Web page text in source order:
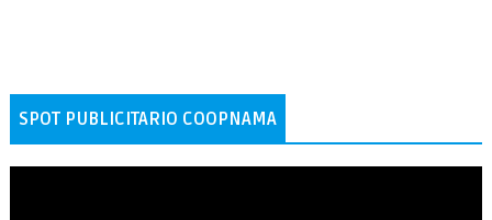
SPOT PUBLICITARIO COOPNAMA